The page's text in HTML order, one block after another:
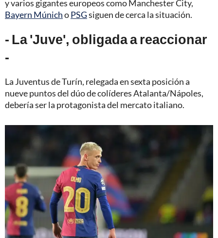
y varios gigantes europeos como Manchester City,
Bayern MúnichoPSGsiguen de cerca la situación.
- La 'Juve', obligada a reaccionar
-
La Juventus de Turín, relegada en sexta posición a
nueve puntos del dúo de colíderes Atalanta/Nápoles,
debería ser la protagonista del mercato italiano.